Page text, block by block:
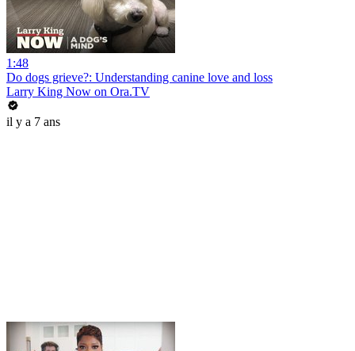
1:48
Do dogs grieve?: Understanding canine love and loss
Larry King Now on Ora.TV
il y a 7 ans